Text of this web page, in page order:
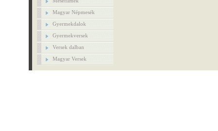
Magyar Népmesék
Gyermekdalok
Gyermekversek
Versek dalban
Magyar Versek